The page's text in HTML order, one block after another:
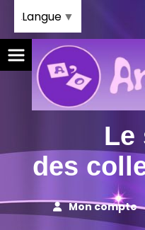
Le
des
Mon compte
Langue ▼